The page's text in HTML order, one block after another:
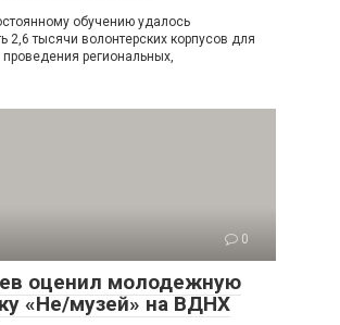
обучению удалось
2,6 тысячи волонтерских корпусов для
проведения региональных,
0
оценил молодежную
«Не/музей» на ВДНХ